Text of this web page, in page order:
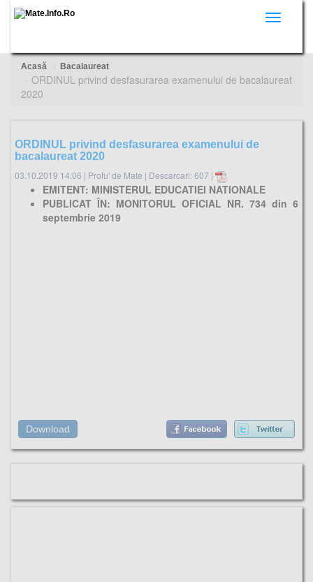
Toggle
Acasă Bacalaureat
ORDINUL privind desfasurarea examenului de bacalaureat
2020
ORDINUL privind desfasurarea examenului de
bacalaureat 2020
03.10.2019 14:06 | Profu' de Mate | Descarcari: 607 |
EMITENT: MINISTERUL EDUCATIEI NATIONALE
PUBLICAT ÎN: MONITORUL OFICIAL NR. 734 din 6
septembrie 2019
Download